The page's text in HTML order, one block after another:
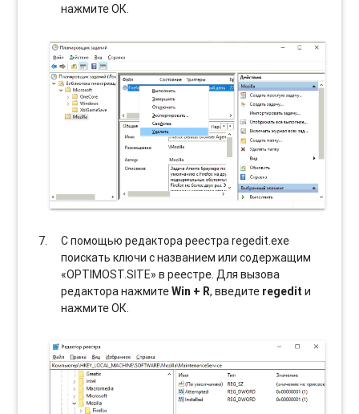
нажмите ОК.
С помощью редактора реестра regedit.exe
поискать ключи с названием или содержащим
«OPTIMOST.SITE» в реестре. Для вызова
редактора нажмитеWin + R, введите regedit и
нажмите ОК.